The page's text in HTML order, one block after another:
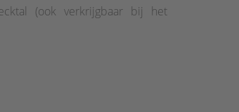
(ook verkrijgbaar bij het